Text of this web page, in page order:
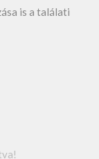
is a találati